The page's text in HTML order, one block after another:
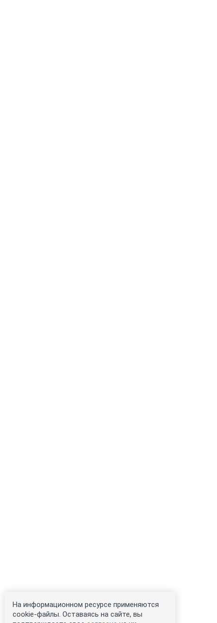
На информационном ресурсе применяются
cookie-файлы. Оставаясь на сайте, вы